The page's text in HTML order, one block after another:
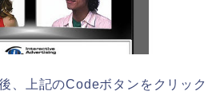
、上記のCodeボタンをクリック